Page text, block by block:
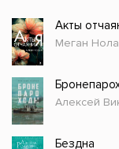
Акты
Меган
Алексей
Бездна